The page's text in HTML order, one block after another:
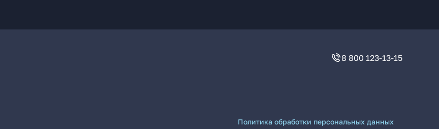
8 800 123-13-15
Политика обработки персональных данных